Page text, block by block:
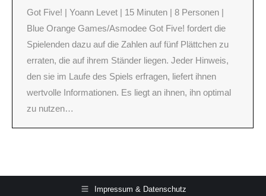
Got Five! | Yoann Levet | 15 Minuten | 8 Personen |
Blue Orange Games/Asmodee Got Five! fordert die
Spielenden dazu auf die Zahlen auf fünf Plättchen zu
erraten, die auf ihrem Ständer liegen. Jeder Hinweis,
den sie im Laufe des Spiels erfragen, liefert ihnen
wertvolle Informationen. Es liegt an ihnen, ihn optimal
zu nutzen…
Impressum & Datenschutz